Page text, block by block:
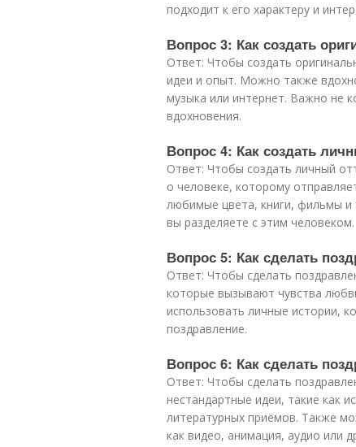
подходит к его характеру и
Вопрос 3: Как создать
Ответ: Чтобы создать
идеи и опыт. Можно также
музыка или интернет. Важно не
вдохновения.
Вопрос 4: Как создать
Ответ: Чтобы создать личный
о человеке, которому
любимые цвета, книги, фильмы и
вы разделяете с этим человеком.
Вопрос 5: Как сделать
Ответ: Чтобы сделать
которые вызывают чувства
использовать личные истории,
поздравление.
Вопрос 6: Как сделать
Ответ: Чтобы сделать
нестандартные идеи, такие как
литературных приёмов. Также
как видео, анимация, аудио или